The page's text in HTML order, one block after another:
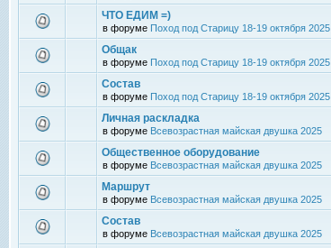
ЧТО ЕДИМ =)
в форуме Поход под Старицу 18-19 октября 2025
Общак
в форуме Поход под Старицу 18-19 октября 2025
Состав
в форуме Поход под Старицу 18-19 октября 2025
Личная раскладка
в форуме Всевозрастная майская двушка 2025
Общественное оборудование
в форуме Всевозрастная майская двушка 2025
Маршрут
в форуме Всевозрастная майская двушка 2025
Состав
в форуме Всевозрастная майская двушка 2025